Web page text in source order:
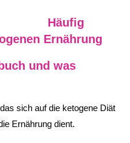
Häufig
Ernährung
und was
sich auf die ketogene Diät
Ernährung dient.